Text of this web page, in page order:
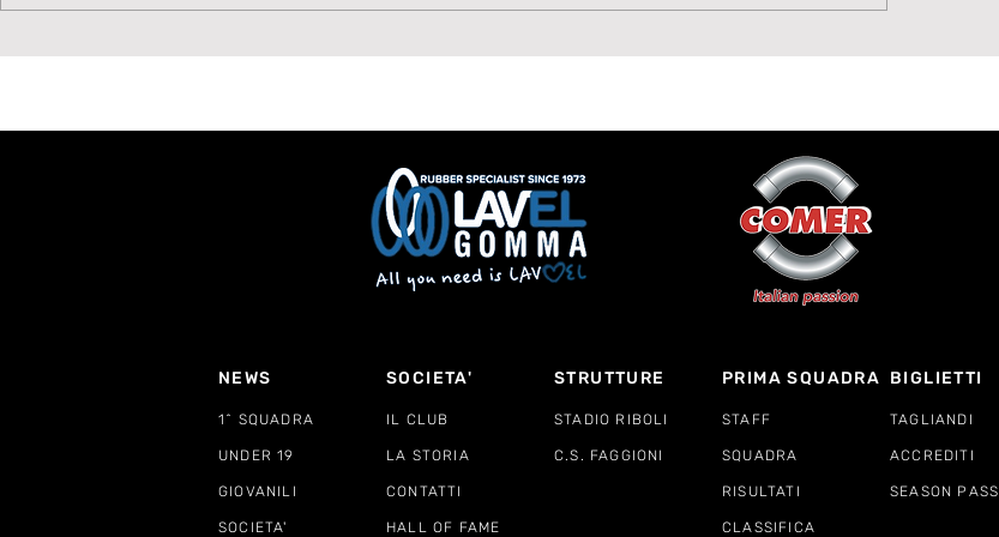
NEWS SOCIETA' STRUTTURE PRIMA SQUADRA BIGLIETTI
1^ SQUADRA IL CLUB STADIO RIBOLI STAFF TAGLIANDI
UNDER 19 LA STORIA C.S. FAGGIONI SQUADRA ACCREDITI
GIOVANILI CONTATTI
SOCIETA' HALL OF FAME
RISULTATI SEASON PASS
CLASSIFICA